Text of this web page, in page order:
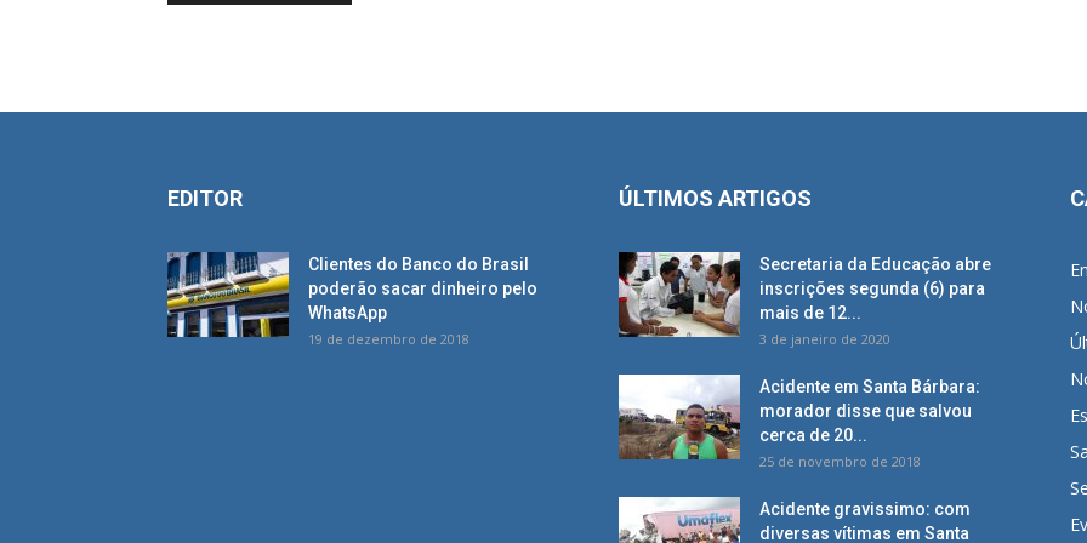
EDITOR
Clientes do Banco do Brasil
poderão sacar dinheiro pelo
WhatsApp
19 de dezembro de 2018
ÚLTIMOS ARTIGOS
Secretaria da Educação abre
inscrições segunda (6) para
mais de 12...
3 de janeiro de 2020
Acidente em Santa Bárbara:
morador disse que salvou
cerca de 20...
25 de novembro de 2018
Acidente gravissimo: com
diversas vítimas em Santa